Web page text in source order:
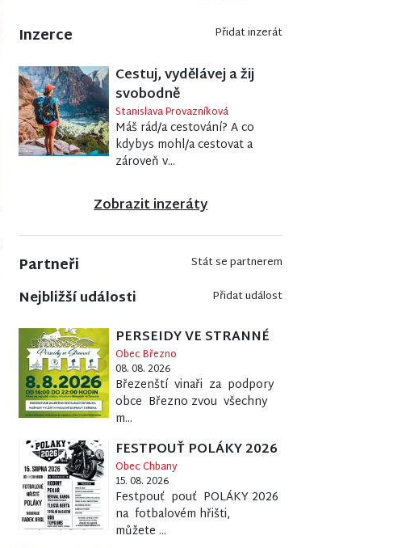
Inzerce Přidat inzerát
Cestuj, vydělávej a žij
svobodně
Stanislava Provazníková
Máš rád/a cestování? A co
kdybys mohl/a cestovat a
zároveň v...
Zobrazit inzeráty
Partneři Stát se partnerem
Nejbližší události Přidat událost
PERSEIDY VE STRANNÉ
Obec Březno
08. 08. 2026
Březenští vinaři za podpory
obce Březno zvou všechny
m...
FESTPOUŤ POLÁKY 2026
Obec Chbany
15. 08. 2026
Festpouť pouť POLÁKY 2026
na fotbalovém hřišti,
můžete ...